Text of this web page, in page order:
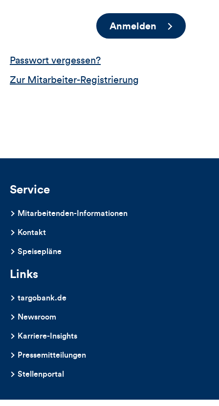
Anmelden
Passwort vergessen?
Zur Mitarbeiter-Registrierung
Service
Mitarbeitenden-Informationen
Kontakt
Speisepläne
Links
targobank.de
Newsroom
Karriere-Insights
Pressemitteilungen
Stellenportal